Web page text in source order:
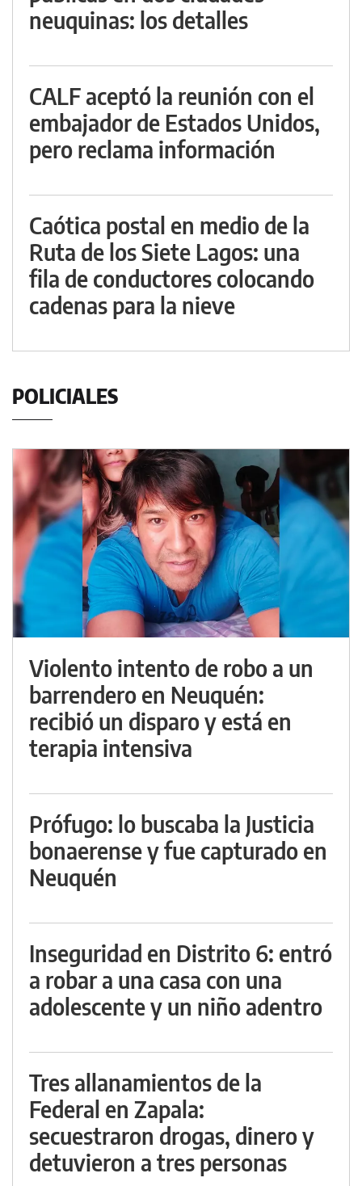
neuquinas: los detalles
CALF aceptó la reunión con el
embajador de Estados Unidos,
pero reclama información
Caótica postal en medio de la
Ruta de los Siete Lagos: una
fila de conductores colocando
cadenas para la nieve
POLICIALES
Violento intento de robo a un
barrendero en Neuquén:
recibió un disparo y está en
terapia intensiva
Prófugo: lo buscaba la Justicia
bonaerense y fue capturado en
Neuquén
Inseguridad en Distrito 6: entró
a robar a una casa con una
adolescente y un niño adentro
Tres allanamientos de la
Federal en Zapala:
secuestraron drogas, dinero y
detuvieron a tres personas